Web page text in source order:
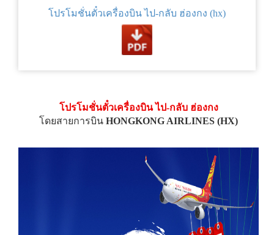
โปรโมชั่นตั๋วเครื่องบิน ไป-กลับ ฮ่องกง (hx)
โปรโมชั่นตั๋วเครื่องบิน ไป-กลับ ฮ่องกง
โดยสายการบิน HONGKONG AIRLINES (HX)